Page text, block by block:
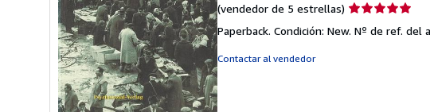
(vendedor de 5 estrellas) Calificación
vendedor:
Paperback. Condición: New. Nº de ref. del
Contactar al vendedor